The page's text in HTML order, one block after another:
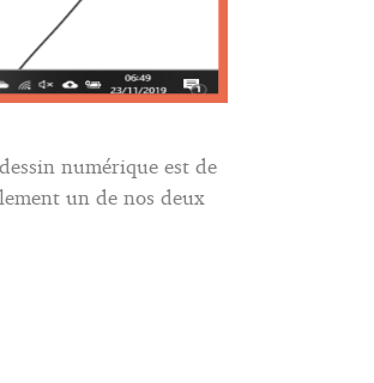
numérique est de
un de nos deux